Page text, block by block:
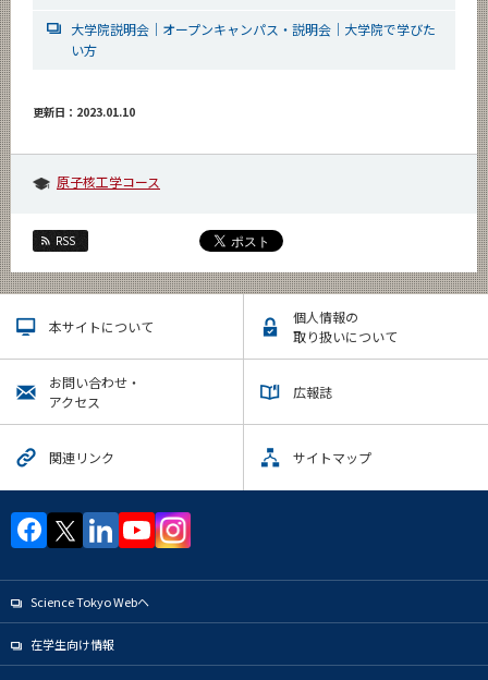
大学院説明会｜オープンキャンパス・説明会｜大学院で学びた
い方
更新日：2023.01.10
原子核工学コース
RSS
本サイトについて
個人情報の
取り扱いについて
お問い合わせ・
アクセス
広報誌
関連リンク サイトマップ
Science Tokyo Webヘ
在学生向け情報